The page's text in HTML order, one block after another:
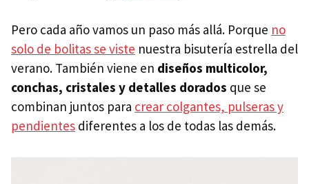
Pero cada año vamos un paso más allá. Porque no
solo de bolitas se viste nuestra bisutería estrella del
verano. También viene en diseños multicolor,
conchas, cristales y detalles dorados que se
combinan juntos para crear colgantes, pulseras y
pendientes diferentes a los de todas las demás.